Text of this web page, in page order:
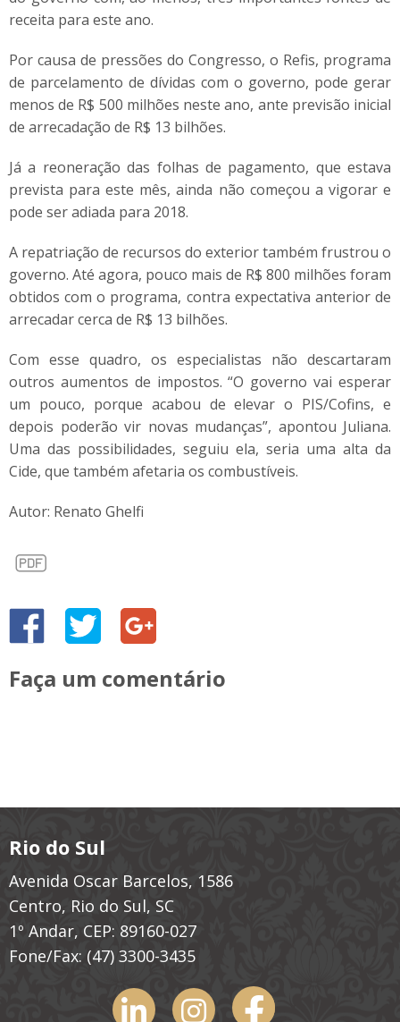
receita para este ano.
Por causa de pressões do Congresso, o Refis, programa
de parcelamento de dívidas com o governo, pode gerar
menos de R$ 500 milhões neste ano, ante previsão inicial
de arrecadação de R$ 13 bilhões.
Já a reoneração das folhas de pagamento, que estava
prevista para este mês, ainda não começou a vigorar e
pode ser adiada para 2018.
A repatriação de recursos do exterior também frustrou o
governo. Até agora, pouco mais de R$ 800 milhões foram
obtidos com o programa, contra expectativa anterior de
arrecadar cerca de R$ 13 bilhões.
Com esse quadro, os especialistas não descartaram
outros aumentos de impostos. “O governo vai esperar
um pouco, porque acabou de elevar o PIS/Cofins, e
depois poderão vir novas mudanças”, apontou Juliana.
Uma das possibilidades, seguiu ela, seria uma alta da
Cide, que também afetaria os combustíveis.
Autor: Renato Ghelfi
Faça um comentário
Rio do Sul
Avenida Oscar Barcelos, 1586
Centro, Rio do Sul, SC
1º Andar, CEP: 89160-027
Fone/Fax: (47) 3300-3435